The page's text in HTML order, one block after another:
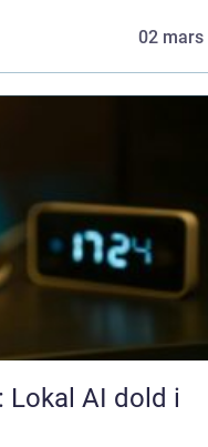
02 mars
Lokal AI dold i